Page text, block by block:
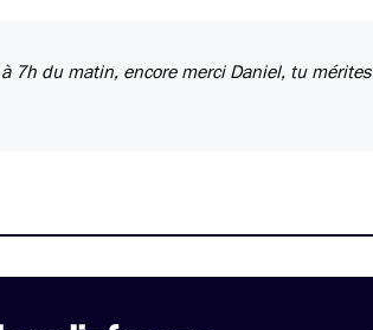
7h du matin, encore merci Daniel, tu